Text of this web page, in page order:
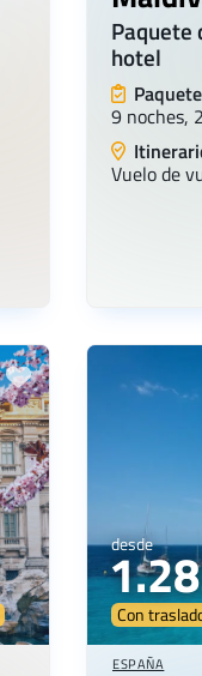
Paquete
hotel
9 noches,
Vuelo de
desde
Con
ESPAÑA